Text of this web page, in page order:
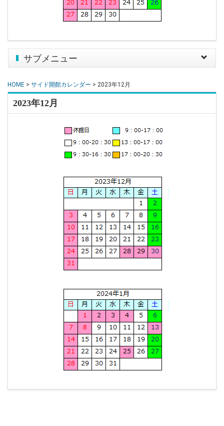
Toggle
サブメニュー
HOME > サイド開館カレンダー > 2023年12月
2023年12月